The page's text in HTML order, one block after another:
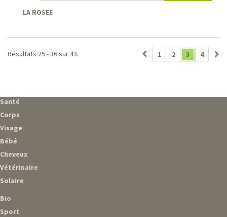
LA ROSEE
1 2 3 4
Résultats 25 - 36 sur 43.
Santé
Corps
Visage
Bébé
Cheveux
Vétérinaire
Solaire
Bio
Sport